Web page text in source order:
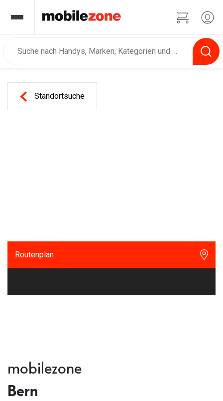
Standortsuche
Routenplan
mobilezone
Bern